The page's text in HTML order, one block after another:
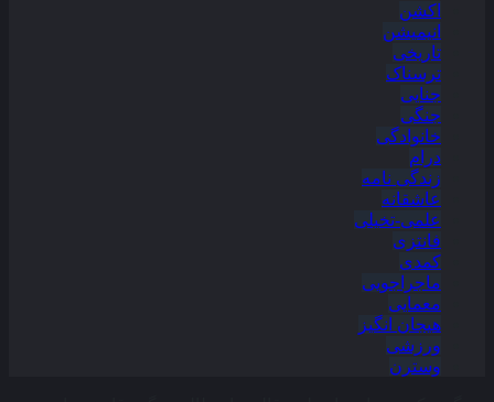
اکشن
انیمیشن
تاریخی
ترسناک
جنایی
جنگی
خانوادگی
درام
زندگی نامه
عاشقانه
علمی-تخیلی
فانتزی
کمدی
ماجراجویی
معمایی
هیجان انگیز
ورزشی
وسترن